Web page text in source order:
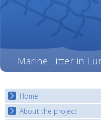
Marine Litter in
Home
About the project